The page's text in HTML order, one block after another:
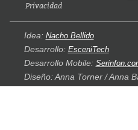
Privacidad
Idea: Nacho Bellido
Desarrollo: EsceniTech
Desarrollo Mobile:
Diseño: Anna Torner / Anna